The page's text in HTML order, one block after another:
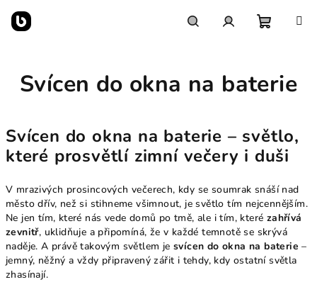
obsah
košík
Svícen do okna na baterie
Svícen do okna na baterie – světlo,
které prosvětlí zimní večery i duši
V mrazivých prosincových večerech, kdy se soumrak snáší nad
město dřív, než si stihneme všimnout, je světlo tím nejcennějším.
Ne jen tím, které nás vede domů po tmě, ale i tím, které zahřívá
zevnitř, uklidňuje a připomíná, že v každé temnotě se skrývá
naděje. A právě takovým světlem je svícen do okna na baterie –
jemný, něžný a vždy připravený zářit i tehdy, kdy ostatní světla
zhasínají.